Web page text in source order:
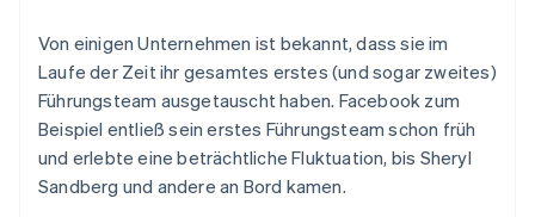
Von einigen Unternehmen ist bekannt, dass sie im
Laufe der Zeit ihr gesamtes erstes (und sogar zweites)
Führungsteam ausgetauscht haben. Facebook zum
Beispiel entließ sein erstes Führungsteam schon früh
und erlebte eine beträchtliche Fluktuation, bis Sheryl
Sandberg und andere an Bord kamen.
English
Deutschland
DeutschEnglish
Estland
English
简体中文English